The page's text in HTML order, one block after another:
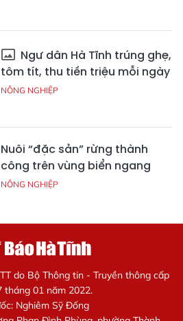
Ngư dân Hà Tĩnh trúng ghẹ,
tôm tít, thu tiền triệu mỗi ngày
NÔNG NGHIỆP
Nuôi “đặc sản” rừng thành
công trên vùng biển ngang
NÔNG NGHIỆP
do Bộ Thông tin - Truyền thông cấp
tháng 01 năm 2022.
Nghiêm Sỹ Đống